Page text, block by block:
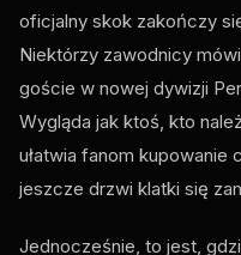
oficjalny skok zakończy
Niektórzy zawodnicy
goście w nowej dywizji
Wygląda jak ktoś, kto
ułatwia fanom kupowanie
jeszcze drzwi klatki się
Jednocześnie, to jest,